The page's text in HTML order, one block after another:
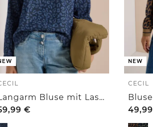
Langarm Bluse mit Laser-Print
€
NEW
CECIL
49,99